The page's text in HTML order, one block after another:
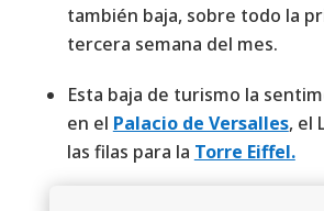
también baja, sobre todo la
tercera semana del mes.
Esta baja de turismo la
en el Palacio de Versalles, el
las filas para la Torre Eiffel.